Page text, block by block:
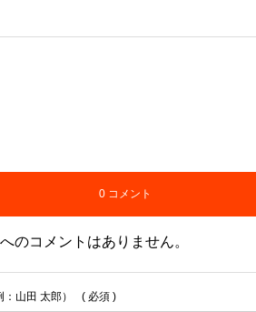
0 コメント
のコメントはありません。
山田 太郎） ( 必須 )